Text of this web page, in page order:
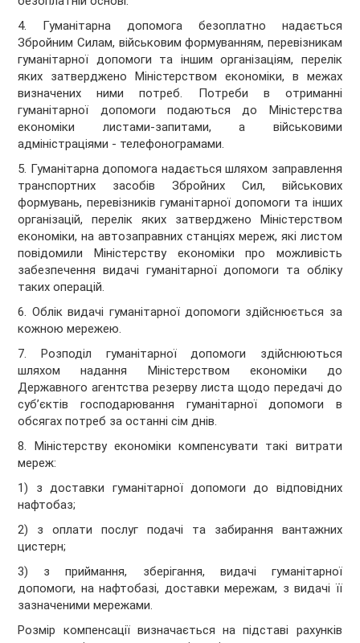
4. Гуманітарна допомога безоплатно надається
Збройним Силам, військовим формуванням, перевізникам
гуманітарної допомоги та іншим організаціям, перелік
яких затверджено Міністерством економіки, в межах
визначених ними потреб. Потреби в отриманні
гуманітарної допомоги подаються до Міністерства
економіки листами-запитами, а військовими
адміністраціями - телефонограмами.
5. Гуманітарна допомога надається шляхом заправлення
транспортних засобів Збройних Сил, військових
формувань, перевізників гуманітарної допомоги та інших
організацій, перелік яких затверджено Міністерством
економіки, на автозаправних станціях мереж, які листом
повідомили Міністерству економіки про можливість
забезпечення видачі гуманітарної допомоги та обліку
таких операцій.
6. Облік видачі гуманітарної допомоги здійснюється за
кожною мережею.
7. Розподіл гуманітарної допомоги здійснюються
шляхом надання Міністерством економіки до
Державного агентства резерву листа щодо передачі до
суб’єктів господарювання гуманітарної допомоги в
обсягах потреб за останні сім днів.
8. Міністерству економіки компенсувати такі витрати
мереж:
1) з доставки гуманітарної допомоги до відповідних
нафтобаз;
2) з оплати послуг подачі та забирання вантажних
цистерн;
3) з приймання, зберігання, видачі гуманітарної
допомоги, на нафтобазі, доставки мережам, з видачі її
зазначеними мережами.
Розмір компенсації визначається на підставі рахунків